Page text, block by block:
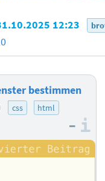
12:23
bestimmen
css html
–